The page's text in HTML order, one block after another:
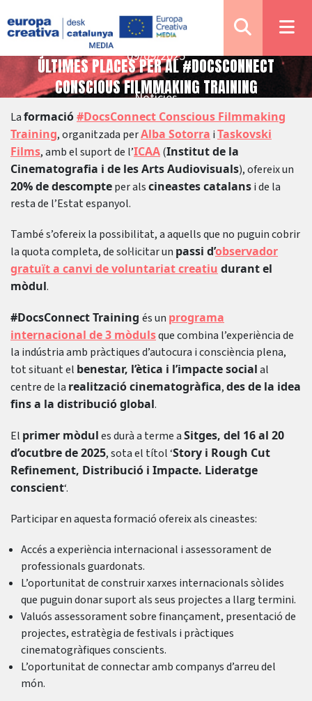
Notícies
ÚLTIMES PLACES PER AL #DOCSCONNECT
CONSCIOUS FILMMAKING TRAINING
09/09/2025
Laformació#DocsConnect Conscious Filmmaking
Training, organitzada perAlba Sotorra iTaskovski
Films, amb el suport de l’ICAA(Institut de la
Cinematografia i de les Arts Audiovisuals), ofereix un
20% de descompteper alscineastes catalansi de la
resta de l’Estat espanyol.
També s’ofereix la possibilitat, a aquells que no puguin cobrir
la quota completa, de sol·licitar un passi d’observador
gratuït a canvi de voluntariat creatiu durant el
mòdul.
#DocsConnect Training és un programa
internacional de 3 mòdulsque combina l’experiència de
la indústria amb pràctiques d’autocura i consciència plena,
tot situant el benestar, l’ètica i l’impacte socialal
centre de la realització cinematogràfica,des de la idea
fins a la distribució global.
El primer mòdules durà a terme aSitges, del 16 al 20
d’ocutbre de 2025, sota el títol ‘Story i Rough Cut
Refinement, Distribució i Impacte. Lideratge
conscient‘.
Participar en aquesta formació ofereix als cineastes:
Accés a experiència internacional i assessorament de
professionals guardonats.
L’oportunitat de construir xarxes internacionals sòlides
que puguin donar suport als seus projectes a llarg termini.
Valuós assessorament sobre finançament, presentació de
projectes, estratègia de festivals i pràctiques
cinematogràfiques conscients.
L’oportunitat de connectar amb companys d’arreu del
món.